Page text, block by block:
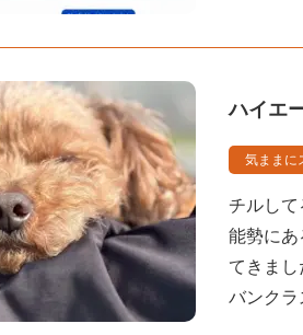
ハイエ
気ままに
チルして
能勢に
てきま
バンク